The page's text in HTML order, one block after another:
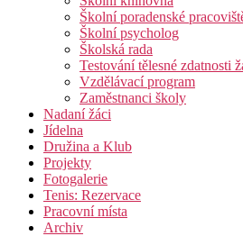
Školní poradenské
Školní psycholog
Školská rada
Testování tělesné zdatnosti
Vzdělávací program
Zaměstnanci školy
Nadaní žáci
Jídelna
Družina a Klub
Projekty
Fotogalerie
Tenis: Rezervace
Pracovní místa
Archiv